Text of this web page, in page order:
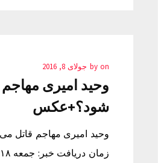
by on جولای 8, 2016
وحید امیری
شود؟+عکس
وحید امیری مهاجم قاتل